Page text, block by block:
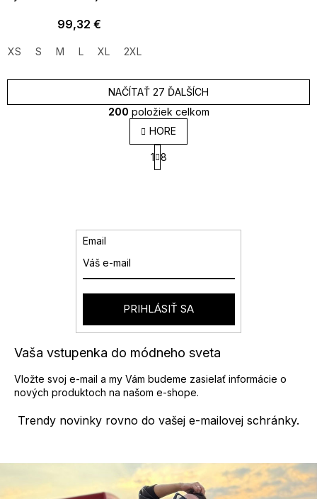
99,32 €
XS S M L XL 2XL
O
v
l
á
v
k
y
ý
i
u
NAČÍTAŤ 27 ĎALŠÍCH
S
t
r
v
e
1 8
200 položiek celkom
HORE
Trendy novinky rovno do vašej e-mailovej schránky.
Vaša vstupenka do módneho sveta
Vložte svoj e-mail a my Vám budeme zasielať informácie o
nových produktoch na našom e-shope.
Email
PRIHLÁSIŤ SA